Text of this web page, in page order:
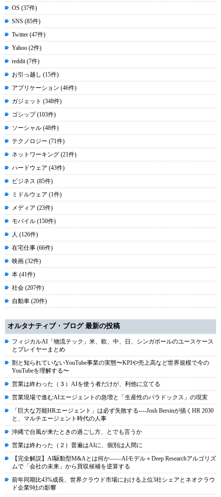
OS (37件)
SNS (85件)
Twitter (47件)
Yahoo (2件)
reddit (7件)
お引っ越し (15件)
アプリケーション (46件)
ガジェット (348件)
ゴシップ (103件)
ソーシャル (48件)
テクノロジー (71件)
ネットワーキング (21件)
ハードウェア (43件)
ビジネス (85件)
ミドルウェア (1件)
メディア (23件)
モバイル (150件)
人 (126件)
在宅仕事 (66件)
映画 (32件)
本 (41件)
社会 (207件)
自動車 (20件)
オルタナティブ・ブログ 最新の投稿
フィジカルAI「物流テック」米、欧、中、日、シンガポールのユースケース
とプレイヤーまとめ
割と知られていないYouTube事業の実態〜KPIや売上高など世界規模で今の
YouTubeを理解する〜
営業は終わった（３）AIを使う者だけが、利他に立てる
営業現場で進むAIエージェントの急増と「生産性のパラドックス」の現実
「巨大な万能HRエージェント」は必ず失敗する----Josh Bersinが描くHR 2030
と、マルチエージェント時代の人事
沖縄で台風が来たときの過ごし方、とでも言うか
営業は終わった（２）普遍はAIに、個別は人間に
【完全解説】AI駆動型M&Aとは何か――AIモデル＋Deep Researchアルゴリズ
ムで「会社の未来」から買収候補を逆算する
前年同期比43%成長、世界クラウド市場における上位3社シェアとネオクラウ
ド企業9社の影響